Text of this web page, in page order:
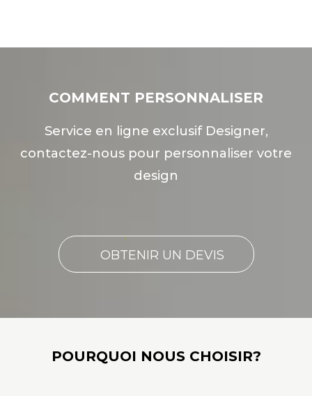
COMMENT PERSONNALISER
Service en ligne exclusif Designer,
contactez-nous pour personnaliser votre
design
OBTENIR UN DEVIS
POURQUOI NOUS CHOISIR?